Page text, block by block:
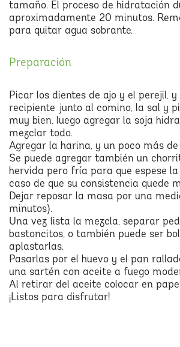
tamaño. El proceso de hidratación
aproximadamente 20 minutos.
para quitar agua sobrante.
Preparación
Picar los dientes de ajo y el perejil,
recipiente junto al comino, la sal y
muy bien, luego agregar la soja
mezclar todo.
Agregar la harina, y un poco más
Se puede agregar también un
hervida pero fría para que espese
caso de que su consistencia quede
Dejar reposar la masa por una
minutos).
Una vez lista la mezcla, separar
bastoncitos, o también puede ser
aplastarlas.
Pasarlas por el huevo y el pan
una sartén con aceite a fuego
Al retirar del aceite colocar en
¡Listos para disfrutar!